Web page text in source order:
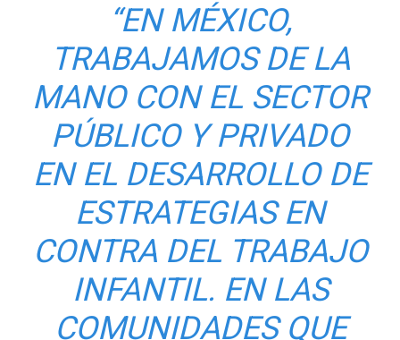
“EN MÉXICO,
TRABAJAMOS DE LA
MANO CON EL SECTOR
PÚBLICO Y PRIVADO
EN EL DESARROLLO DE
ESTRATEGIAS EN
CONTRA DEL TRABAJO
INFANTIL. EN LAS
COMUNIDADES QUE